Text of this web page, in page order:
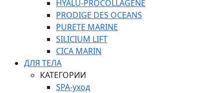
HYALU-PROCOLLAGÈNE
PRODIGE DES OCEANS
PURETE MARINE
SILICIUM LIFT
СICA MARIN
ДЛЯ ТЕЛА
КАТЕГОРИИ
SPA-уход